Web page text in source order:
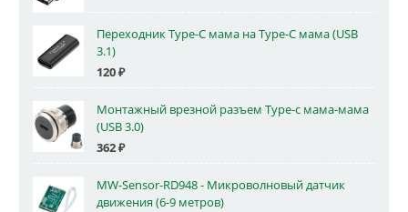
Переходник Type-C мама на Type-C мама (USB
3.1)
120₽
Монтажный врезной разъем Type-c мама-мама
(USB 3.0)
362₽
MW-Sensor-RD948 - Микроволновый датчик
движения (6-9 метров)